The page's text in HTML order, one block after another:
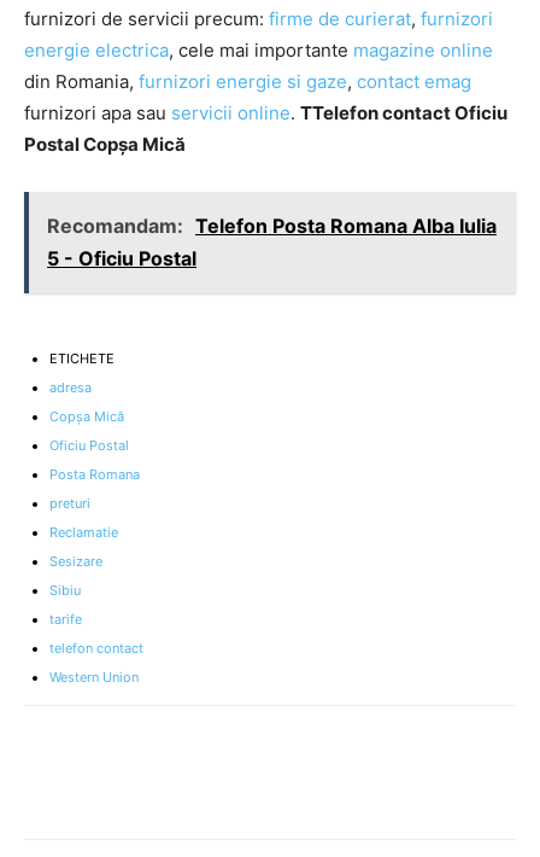
furnizori de servicii precum: firme de curierat, furnizori
energie electrica, cele mai importante magazine online
din Romania, furnizori energie si gaze, contact emag
furnizori apa sau servicii online. TTelefon contact Oficiu
Postal Copşa Mică
Recomandam: Telefon Posta Romana Alba Iulia
5 - Oficiu Postal
ETICHETE
adresa
Copşa Mică
Oficiu Postal
Posta Romana
preturi
Reclamatie
Sesizare
Sibiu
tarife
telefon contact
Western Union